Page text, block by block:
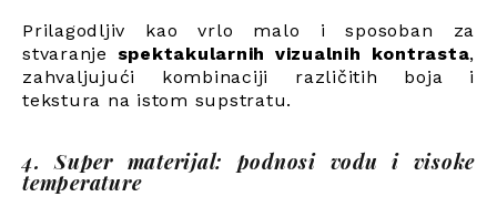
Prilagodljiv kao vrlo malo i sposoban za
stvaranje spektakularnih vizualnih kontrasta,
zahvaljujući kombinaciji različitih boja i
tekstura na istom supstratu.
4. Super materijal: podnosi vodu i visoke
temperature